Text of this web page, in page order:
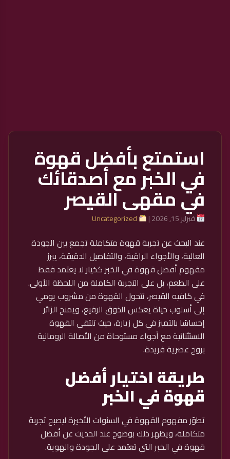
استمتع بأفضل قهوة
في الخبر مع أصدقائك
في مقهى القيصر
فبراير 15, 2026 | Uncategorized
عند البحث عن تجربة قهوة متكاملة تجمع بين الجودة
العالية، والأجواء الراقية، والتفاصيل الدقيقة، يبرز
مفهوم أفضل قهوة في الخبر كخيار لا يعتمد فقط
على الطعم، بل على التجربة الكاملة من اللحظة الأولى.
في كافيه القيصر، تتحول القهوة من مشروب يومي
إلى أسلوب حياة يعكس الذوق الرفيع، ويمنح الزائر
إحساسًا بالتميز في كل زيارة، حيث تلتقي القهوة
الاستثنائية مع أجواء مستوحاة من الأصالة الرومانية
بروح عصرية فريدة.
طريقة اختيار أفضل
قهوة في الخبر
تطوّر مفهوم القهوة في السنوات الأخيرة ليصبح تجربة
متكاملة، ويظهر ذلك بوضوح عند الحديث عن أفضل
قهوة في الخبر التي تعتمد على الجودة والهوية.